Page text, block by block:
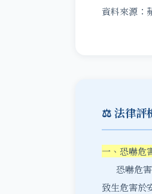
資料來源：
⚖️ 法律評
一、恐嚇危
恐嚇危害
致生危害於